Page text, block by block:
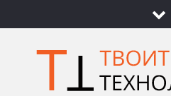
to
content